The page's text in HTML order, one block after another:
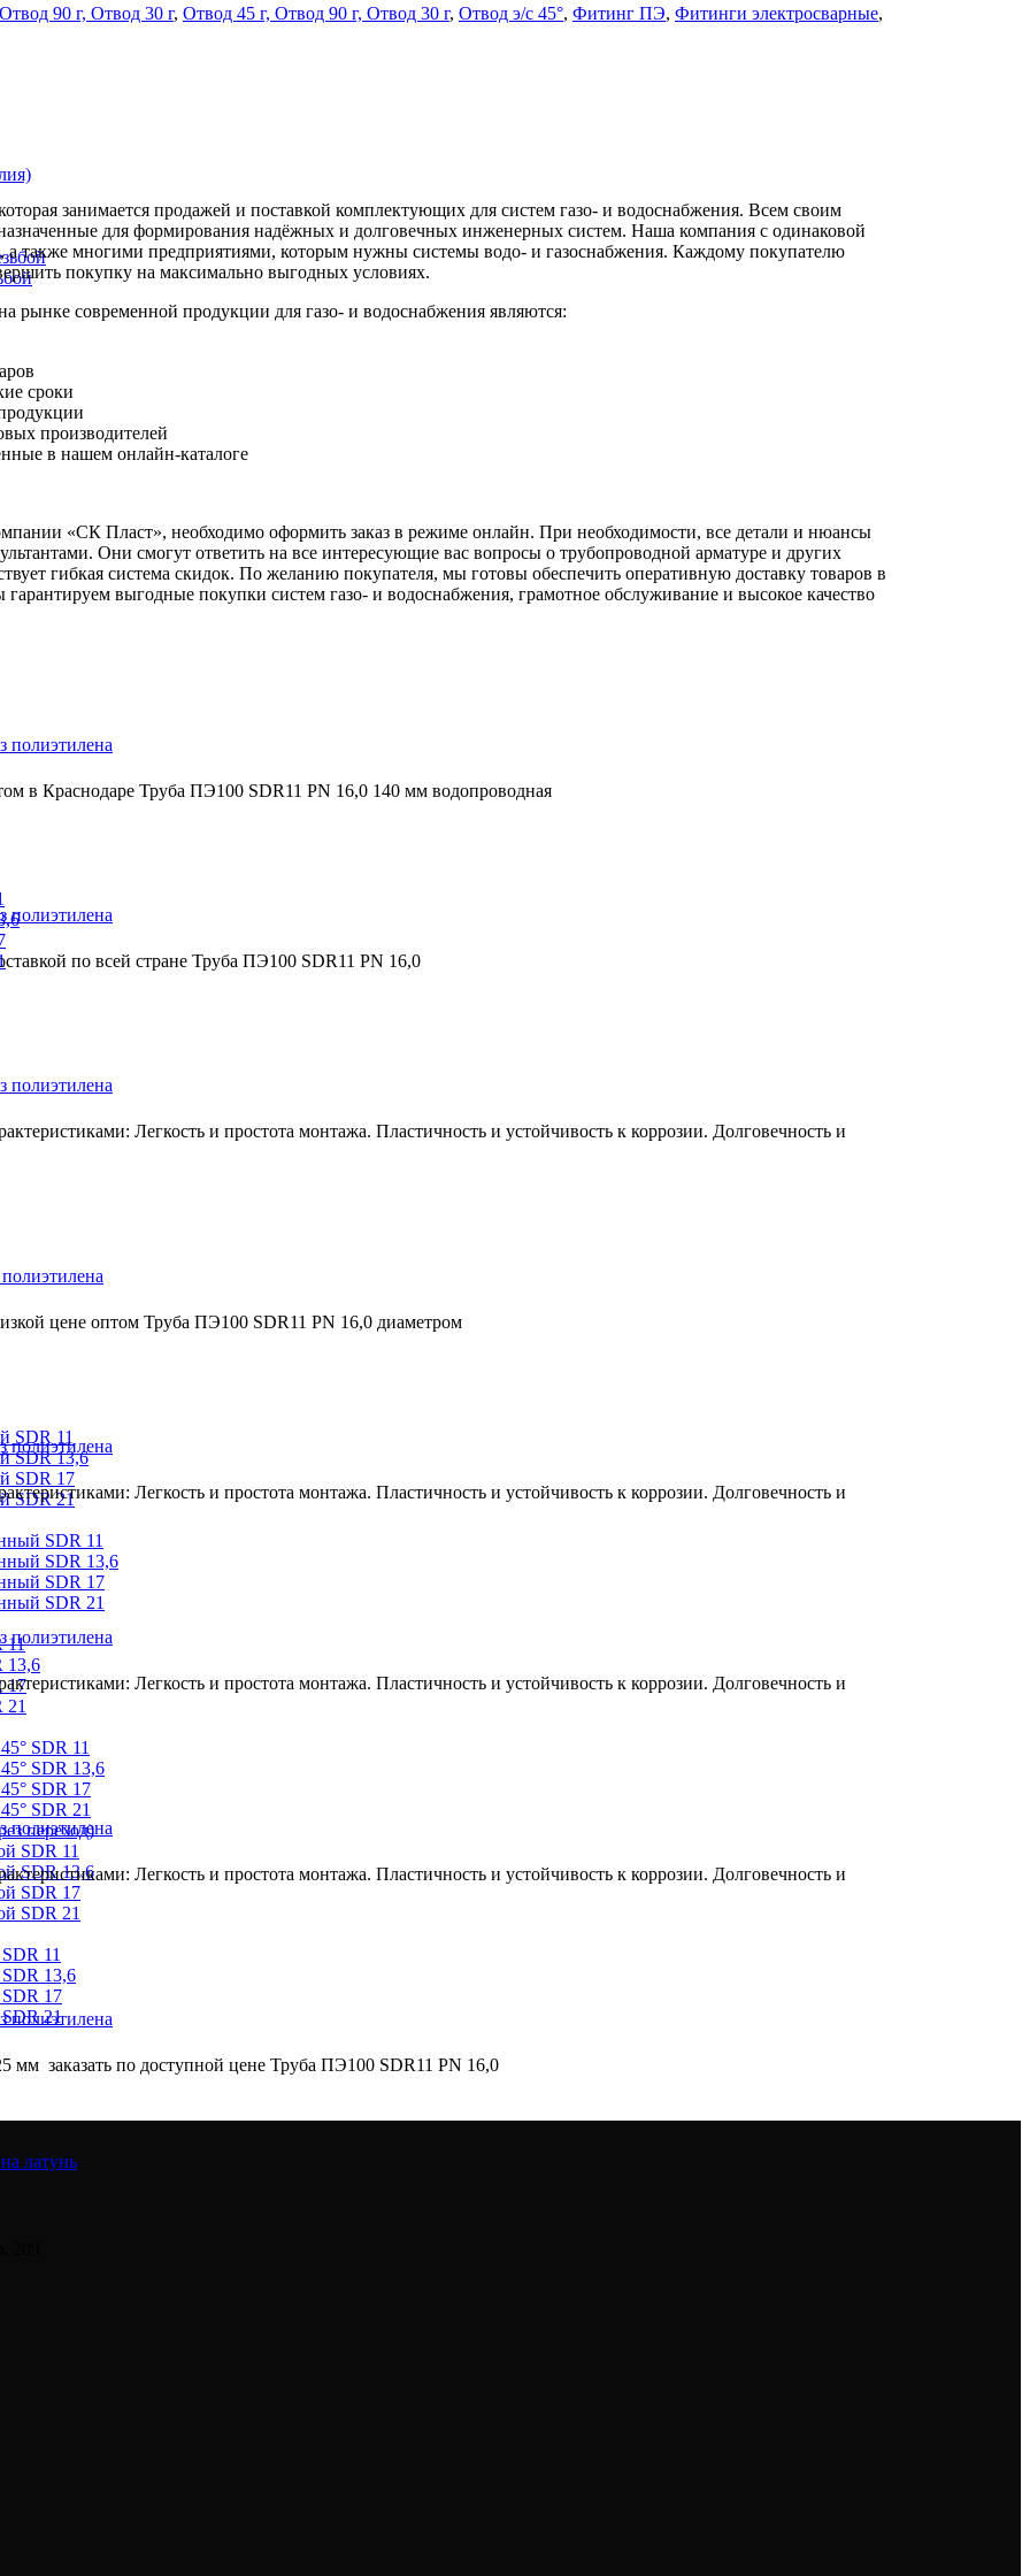
SDR 11
SDR 13,6
SDR 17
SDR 21
SDR 11
SDR 13,6
SDR 17
SDR 21
11
13,6
17
21
SDR 11
SDR 13,6
SDR 17
SDR 21
переход)
SDR 11
SDR 13,6
SDR 17
SDR 21
11
13,6
17
21
латунь
90 г, Отвод 30 г, Отвод 45 г, Отвод 90 г, Отвод 30 г, Отвод э/с 45°, Фитинг ПЭ, Фитинги электросварные,
занимается продажей и поставкой комплектующих для систем газо- и водоснабжения. Всем своим
для формирования надёжных и долговечных инженерных систем. Наша компания с одинаковой
а также многими предприятиями, которым нужны системы водо- и газоснабжения. Каждому покупателю
покупку на максимально выгодных условиях.
современной продукции для газо- и водоснабжения являются:
сроки
производителей
в нашем онлайн-каталоге
«СК Пласт», необходимо оформить заказ в режиме онлайн. При необходимости, все детали и нюансы
Они смогут ответить на все интересующие вас вопросы о трубопроводной арматуре и других
гибкая система скидок. По желанию покупателя, мы готовы обеспечить оперативную доставку товаров в
выгодные покупки систем газо- и водоснабжения, грамотное обслуживание и высокое качество
полиэтилена
в Краснодаре Труба ПЭ100 SDR11 PN 16,0 140 мм водопроводная
полиэтилена
по всей стране Труба ПЭ100 SDR11 PN 16,0
полиэтилена
Легкость и простота монтажа. Пластичность и устойчивость к коррозии. Долговечность и
цене оптом Труба ПЭ100 SDR11 PN 16,0 диаметром
полиэтилена
Легкость и простота монтажа. Пластичность и устойчивость к коррозии. Долговечность и
полиэтилена
Легкость и простота монтажа. Пластичность и устойчивость к коррозии. Долговечность и
полиэтилена
Легкость и простота монтажа. Пластичность и устойчивость к коррозии. Долговечность и
полиэтилена
мм заказать по доступной цене Труба ПЭ100 SDR11 PN 16,0
209